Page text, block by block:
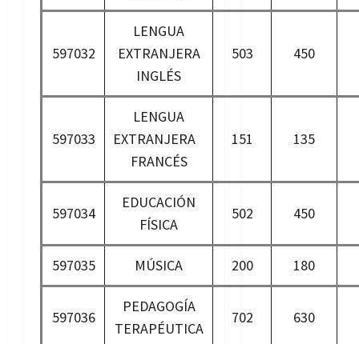
597032
LENGUA
EXTRANJERA
INGLÉS
503 450
597033
LENGUA
EXTRANJERA
FRANCÉS
151 135
597034
EDUCACIÓN
FÍSICA
502 450
597035 MÚSICA 200 180
597036
PEDAGOGÍA
TERAPÉUTICA
702 630